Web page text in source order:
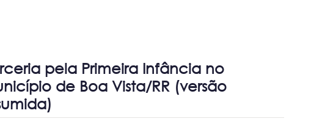
pela Primeira Infância no
de Boa Vista/RR (versão